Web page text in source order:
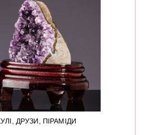
42
КУЛІ, ДРУЗИ, ПІРАМІДИ